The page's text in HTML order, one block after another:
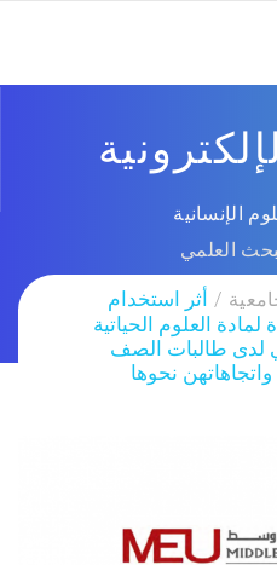
الإنسانية
العلمي
أثر استخدام
العلوم الحياتية
لدى طالبات الصف
نحوها